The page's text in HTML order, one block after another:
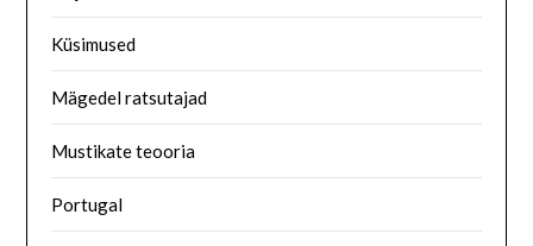
Küsimused
Mägedel ratsutajad
Mustikate teooria
Portugal